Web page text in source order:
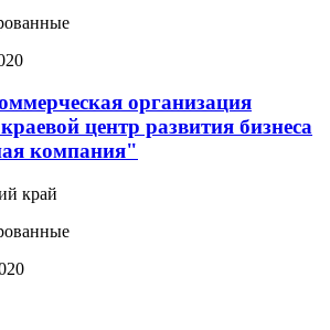
организация
центр развития бизнеса
компания"
край